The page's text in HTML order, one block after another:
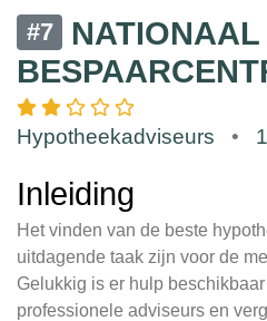
#7
NATIONAAL
Hypotheekadviseurs •
Inleiding
Het vinden van de beste
uitdagende taak zijn voor de
Gelukkig is er hulp
professionele adviseurs en